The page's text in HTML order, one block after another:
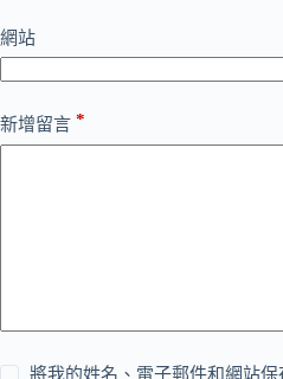
網站
新增留言 *
將我的姓名、電子郵件和網站